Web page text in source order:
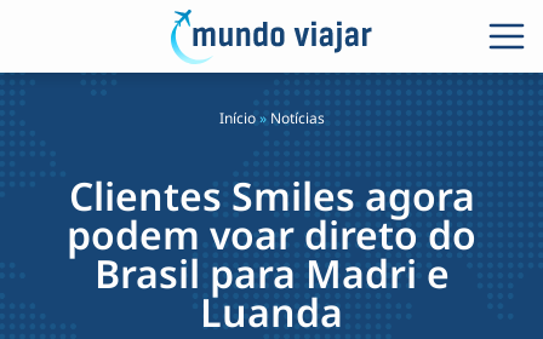
Início» Notícias
Clientes Smiles agora
podem voar direto do
Brasil para Madri e
Luanda